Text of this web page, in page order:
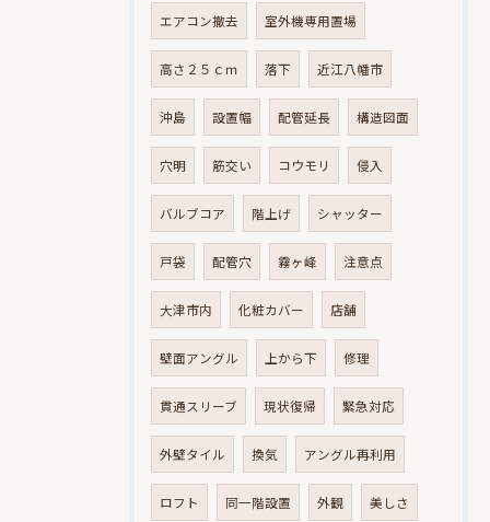
エアコン撤去 室外機専用置場
高さ２５ｃｍ 落下 近江八幡市
沖島 設置幅 配管延長 構造図面
穴明 筋交い コウモリ 侵入
バルブコア 階上げ シャッター
戸袋 配管穴 霧ヶ峰 注意点
大津市内 化粧カバー 店舗
壁面アングル 上から下 修理
貫通スリーブ 現状復帰 緊急対応
外壁タイル 換気 アングル再利用
ロフト 同一階設置 外観 美しさ